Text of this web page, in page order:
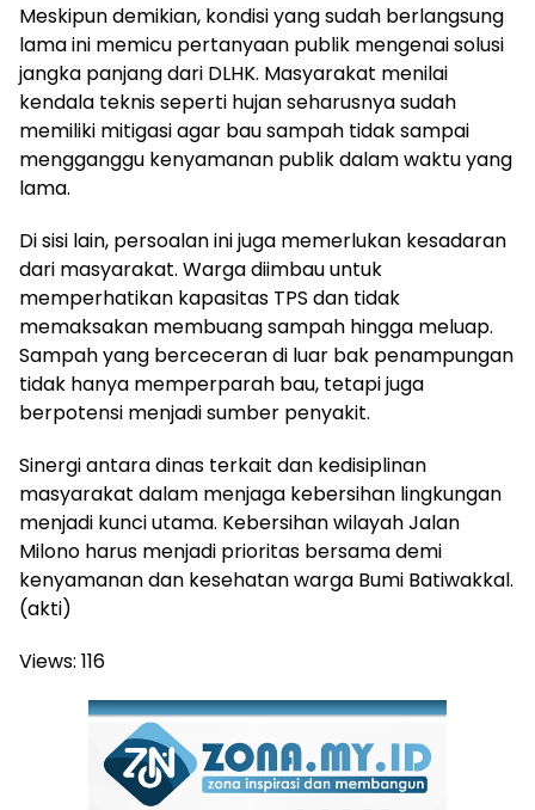
Meskipun demikian, kondisi yang sudah berlangsung
lama ini memicu pertanyaan publik mengenai solusi
jangka panjang dari DLHK. Masyarakat menilai
kendala teknis seperti hujan seharusnya sudah
memiliki mitigasi agar bau sampah tidak sampai
mengganggu kenyamanan publik dalam waktu yang
lama.
Di sisi lain, persoalan ini juga memerlukan kesadaran
dari masyarakat. Warga diimbau untuk
memperhatikan kapasitas TPS dan tidak
memaksakan membuang sampah hingga meluap.
Sampah yang berceceran di luar bak penampungan
tidak hanya memperparah bau, tetapi juga
berpotensi menjadi sumber penyakit.
Sinergi antara dinas terkait dan kedisiplinan
masyarakat dalam menjaga kebersihan lingkungan
menjadi kunci utama. Kebersihan wilayah Jalan
Milono harus menjadi prioritas bersama demi
kenyamanan dan kesehatan warga Bumi Batiwakkal.
(akti)
Views: 116